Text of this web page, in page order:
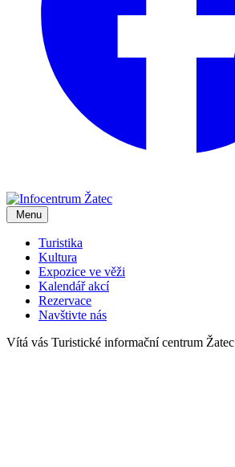
Menu
Turistika
Kultura
Expozice ve věži
Kalendář akcí
Rezervace
Navštivte nás
Vítá vás Turistické informační centrum Žatec